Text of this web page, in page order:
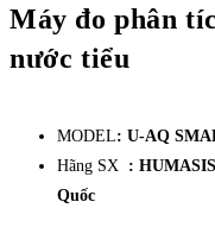
Máy đo phân
nước tiểu
MODEL: U-AQ
Hãng SX :
Quốc